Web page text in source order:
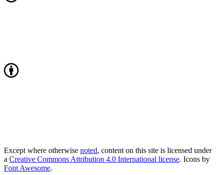
Except where otherwise noted, content on this site is licensed under
a Creative Commons Attribution 4.0 International license. Icons by
Font Awesome.